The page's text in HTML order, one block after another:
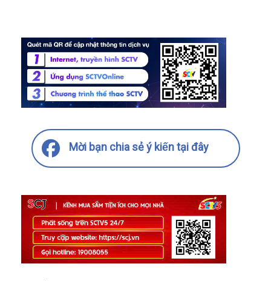
Mời bạn chia sẻ ý kiến tại đây